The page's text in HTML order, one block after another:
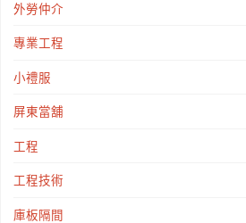
外勞仲介
專業工程
小禮服
屏東當舖
工程
工程技術
庫板隔間